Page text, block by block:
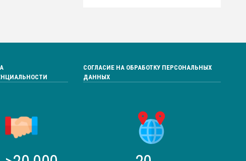
СОГЛАСИЕ НА ОБРАБОТКУ ПЕРСОНАЛЬНЫХ
ДАННЫХ